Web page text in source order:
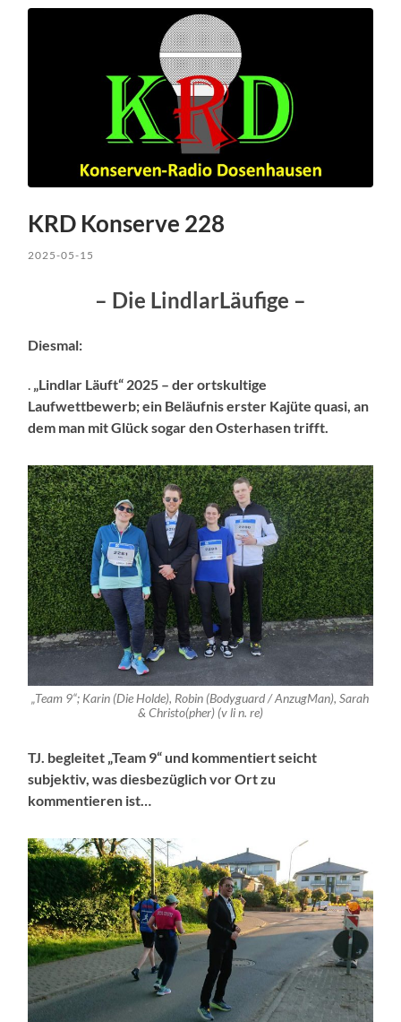
KRD Konserve 228
2025-05-15
– Die LindlarLäufige –
Diesmal:
. „Lindlar Läuft“ 2025 – der ortskultige
Laufwettbewerb; ein Beläufnis erster Kajüte quasi, an
dem man mit Glück sogar den Osterhasen trifft.
„Team 9“; Karin (Die Holde), Robin (Bodyguard / AnzugMan), Sarah
& Christo(pher) (v li n. re)
TJ. begleitet „Team 9“ und kommentiert seicht
subjektiv, was diesbezüglich vor Ort zu
kommentieren ist…